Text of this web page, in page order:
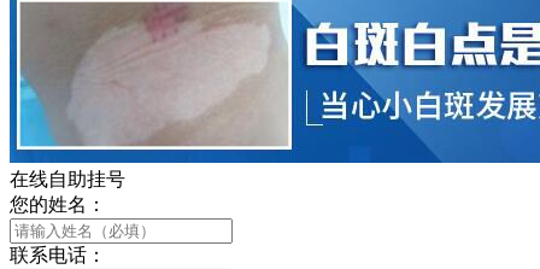
在线自助挂号
您的姓名：
联系电话：